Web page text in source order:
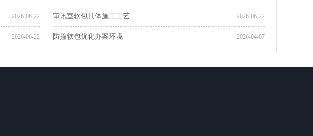
2026-06-22 2026-06-22
审讯室软包具体施工工艺
2026-06-22 2026-04-07
防撞软包优化办案环境